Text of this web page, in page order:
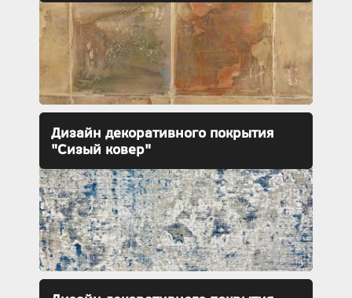
Дизайн декоративного покрытия
"Сизый ковер"